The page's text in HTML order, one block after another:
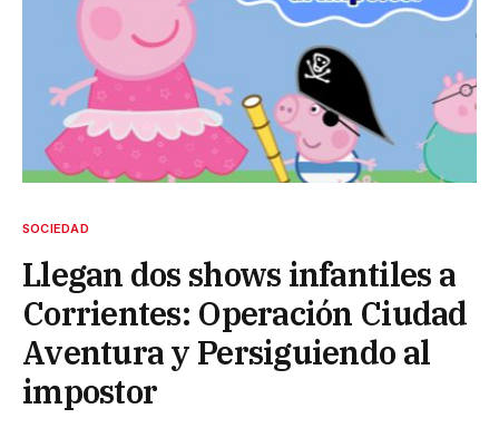
SOCIEDAD
Llegan dos shows infantiles a
Corrientes: Operación Ciudad
Aventura y Persiguiendo al
impostor